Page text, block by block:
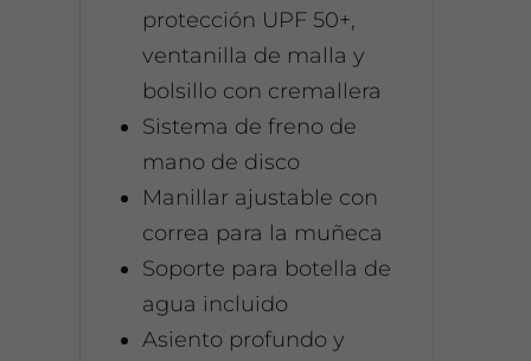
protección UPF 50+,
ventanilla de malla y
bolsillo con cremallera
Sistema de freno de
mano de disco
Manillar ajustable con
correa para la muñeca
Soporte para botella de
agua incluido
Asiento profundo y